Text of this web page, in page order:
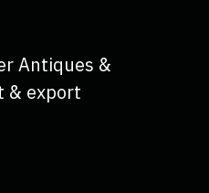
Antiques &
& export